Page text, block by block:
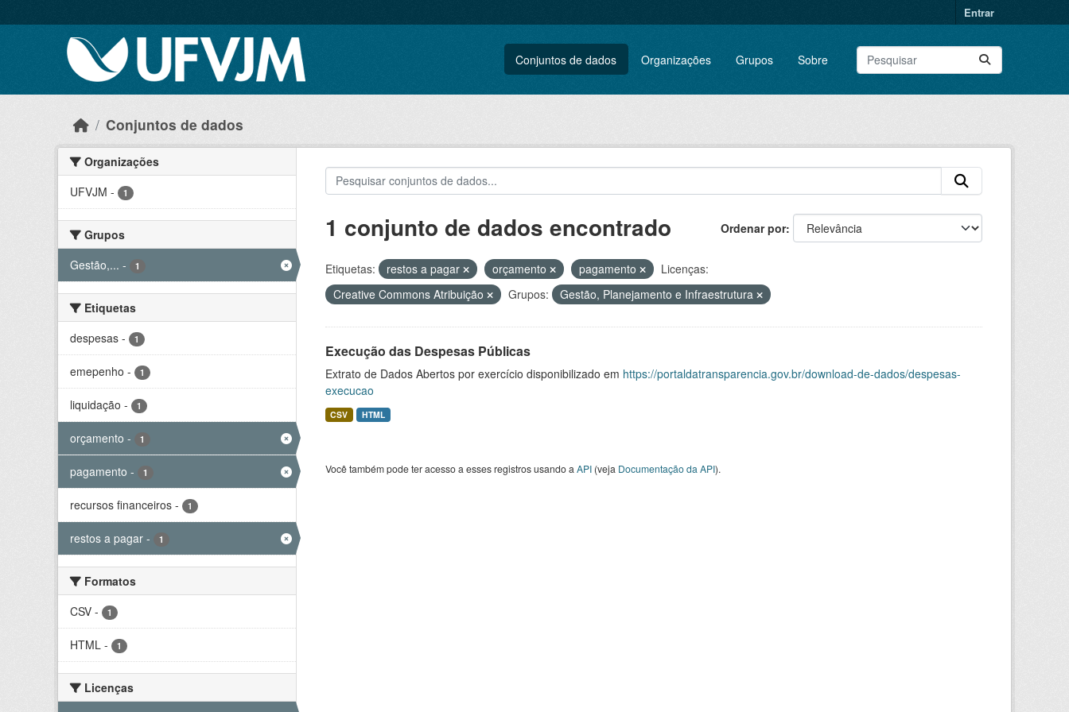
Entrar
Conjuntos de dados Organizações Grupos Sobre
Conjuntos de dados
Organizações
UFVJM - 1
Grupos
Gestão,... - 1
Etiquetas
despesas - 1
emepenho - 1
liquidação - 1
orçamento - 1
pagamento - 1
recursos financeiros - 1
restos a pagar - 1
Formatos
CSV - 1
HTML - 1
Licenças
Ordenar por
1 conjunto de dados encontrado
Etiquetas: restos a pagar orçamento pagamento
Licenças:
Creative Commons Atribuição
Grupos: Gestão, Planejamento e Infraestrutura
Execução das Despesas Públicas
Extrato de Dados Abertos por exercício disponibilizado em https://portaldatransparencia.gov.br/download-de-dados/despesas-
execucao
CSV HTML
Você também pode ter acesso a esses registros usando a API(veja Documentação da API).